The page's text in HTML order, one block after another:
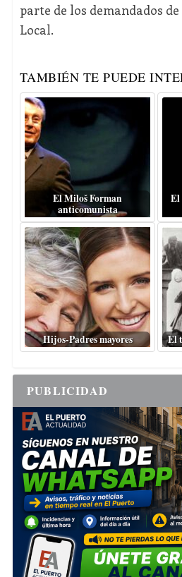
parte de los demandados
Local.
TAMBIÉN TE PUEDE
El Miloš Forman
anticomunista
El
Hijos-Padres mayores El
PUBLICIDAD